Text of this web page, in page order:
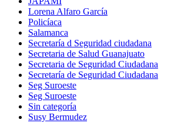
Lorena Alfaro García
Policíaca
Salamanca
Secretaría d Seguridad ciudadana
Secretaria de Salud Guanajuato
Secretaria de Seguridad Ciudadana
Secretaría de Seguridad Ciudadana
Seg Suroeste
Seg Suroeste
Sin categoría
Susy Bermudez